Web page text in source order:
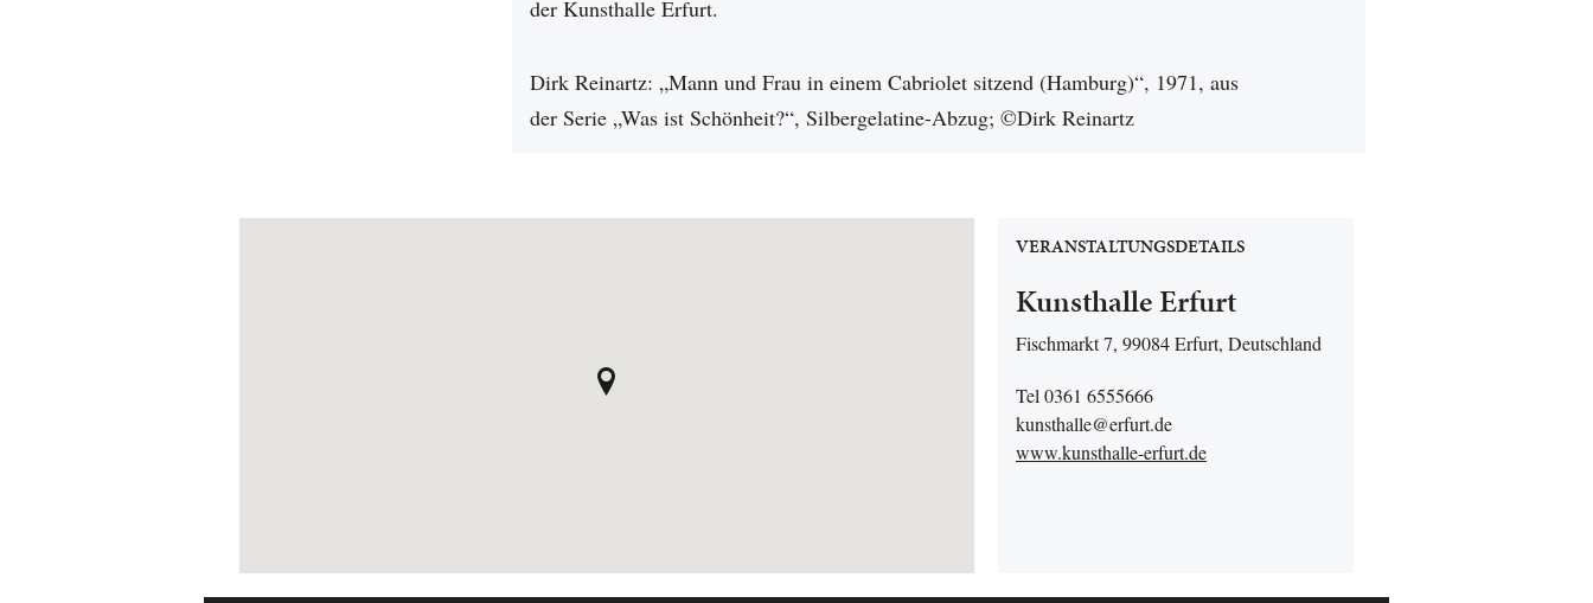
der Kunsthalle Erfurt.
Dirk Reinartz: „Mann und Frau in einem Cabriolet sitzend (Hamburg)“, 1971, aus
der Serie „Was ist Schönheit?“, Silbergelatine-Abzug; ©Dirk Reinartz
VERANSTALTUNGSDETAILS
Kunsthalle Erfurt
Fischmarkt 7, 99084 Erfurt, Deutschland
Tel 0361 6555666
kunsthalle@erfurt.de
www.kunsthalle-erfurt.de